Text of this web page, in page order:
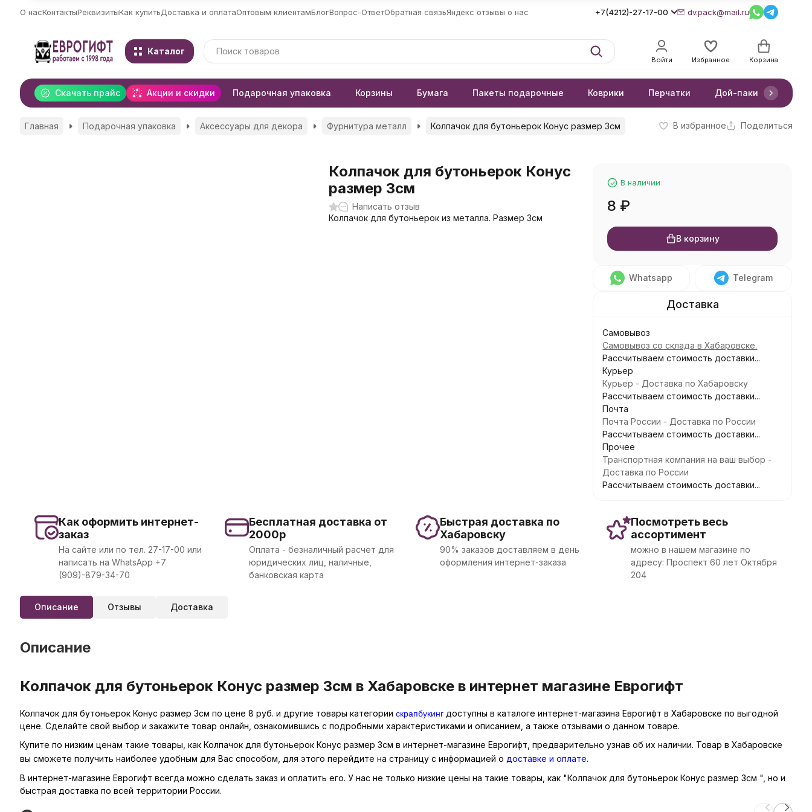
О насКонтактыРеквизитыКак купитьДоставка и оплатаОптовым клиентамБлогВопрос-ОтветОбратная связьЯндекс отзывы о нас +7(4212)-27-17-00 dv.pack@mail.ru
Каталог
Войти Избранное Корзина
Скачать прайс Акции и скидки Подарочная упаковка Корзины Бумага Пакеты подарочные Коврики Перчатки Дой-паки
Главная Подарочная упаковка Аксессуары для декора Фурнитура металл Колпачок для бутоньерок Конус размер 3см В избранное Поделиться
Колпачок для бутоньерок Конус
размер 3см
Написать отзыв
Колпачок для бутоньерок из металла. Размер 3см
В наличии
8 ₽
В корзину
Whatsapp Telegram
Самовывоз
Самовывоз со склада в Хабаровске.
Рассчитываем стоимость доставки...
Курьер
Курьер - Доставка по Хабаровску
Рассчитываем стоимость доставки...
Почта
Почта России - Доставка по России
Рассчитываем стоимость доставки...
Прочее
Транспортная компания на ваш выбор -
Доставка по России
Рассчитываем стоимость доставки...
Как оформить интернет-
заказ
На сайте или по тел. 27-17-00 или
написать на WhatsApp +7
(909)-879-34-70
Бесплатная доставка от
2000р
Оплата - безналичный расчет для
юридических лиц, наличные,
банковская карта
Быстрая доставка по
Хабаровску
90% заказов доставляем в день
оформления интернет-заказа
Посмотреть весь
ассортимент
можно в нашем магазине по
адресу: Проспект 60 лет Октября
204
Описание Отзывы Доставка
Описание
Колпачок для бутоньерок Конус размер 3см в Хабаровске в интернет магазине Еврогифт
Колпачок для бутоньерок Конус размер 3см по цене 8 руб. и другие товары категории скрапбукингдоступны в каталоге интернет-магазина Еврогифт в Хабаровске по выгодной
цене. Сделайте свой выбор и закажите товар онлайн, ознакомившись с подробными характеристиками и описанием, а также отзывами о данном товаре.
Купите по низким ценам такие товары, как Колпачок для бутоньерок Конус размер 3см в интернет-магазине Еврогифт, предварительно узнав об их наличии. Товар в Хабаровске
вы сможете получить наиболее удобным для Вас способом, для этого перейдите на страницу с информацией о доставке и оплате.
В интернет-магазине Еврогифт всегда можно сделать заказ и оплатить его. У нас не только низкие цены на такие товары, как "Колпачок для бутоньерок Конус размер 3см ", но и
быстрая доставка по всей территории России.